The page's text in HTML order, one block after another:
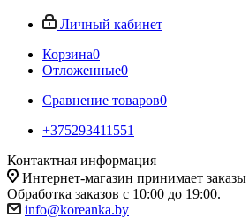
Личный кабинет
Корзина0
Отложенные0
Сравнение товаров0
+375293411551
Контактная информация
Интернет-магазин принимает заказы
Обработка заказов с 10:00 до 19:00.
info@koreanka.by